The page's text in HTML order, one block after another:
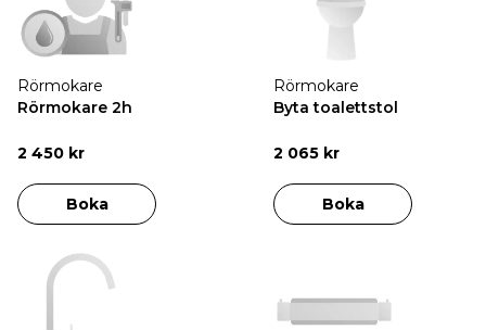
Rörmokare
Rörmokare 2h
2 450 kr
Boka
Rörmokare
Byta toalettstol
2 065 kr
Boka